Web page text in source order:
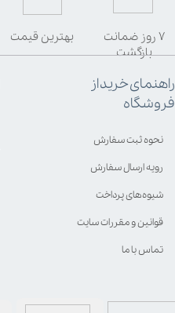
بهترین قیمت
۷ روز ضمانت
بازگشت
راهنمای خرید از
فروشگاه
نحوه ثبت سفارش
رویه ارسال سفارش
شیوه‌های پرداخت
قوانین و مقررات سایت
تماس با ما